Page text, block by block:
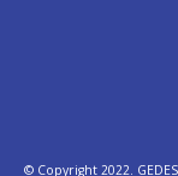
© Copyright 2022.